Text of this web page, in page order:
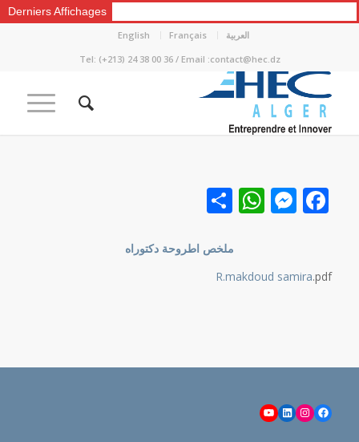
Derniers Affichages
العربية Français
English
Tel: (+213) 24 38 00 36 / Email :contact@hec.dz
Facebook
Messenger
WhatsApp
نشر
ملخص اطروحة دكتوراه
R.makdoud samira.pdf
Facebook
Instagram
LinkedIn
YouTube